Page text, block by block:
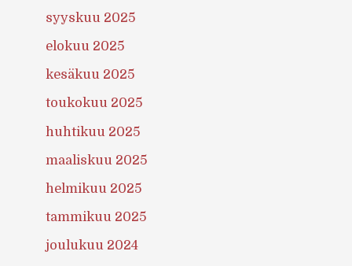
syyskuu 2025
elokuu 2025
kesäkuu 2025
toukokuu 2025
huhtikuu 2025
maaliskuu 2025
helmikuu 2025
tammikuu 2025
joulukuu 2024